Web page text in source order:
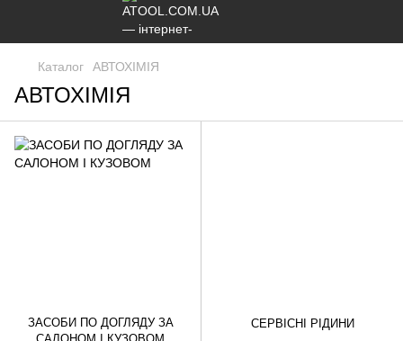
Каталог АВТОХІМІЯ
АВТОХІМІЯ
ЗАСОБИ ПО ДОГЛЯДУ ЗА
СЕРВІСНІ РІДИНИ